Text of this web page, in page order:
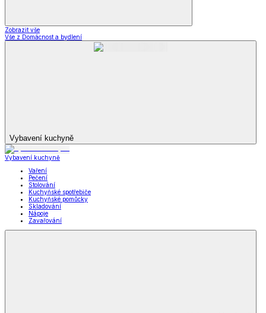
Zobrazit vše
Vše z Domácnost a bydlení
Vybavení kuchyně
Vybavení kuchyně
Vaření
Pečení
Stolování
Kuchyňské spotřebiče
Kuchyňské pomůcky
Skladování
Nápoje
Zavařování